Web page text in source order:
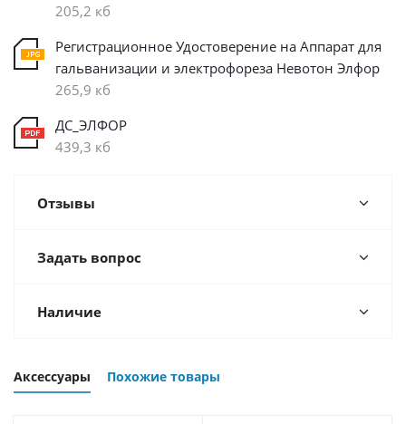
205,2 кб
Регистрационное Удостоверение на Аппарат для
гальванизации и электрофореза Невотон Элфор
265,9 кб
ДС_ЭЛФОР
439,3 кб
Отзывы
Задать вопрос
Наличие
Аксессуары Похожие товары